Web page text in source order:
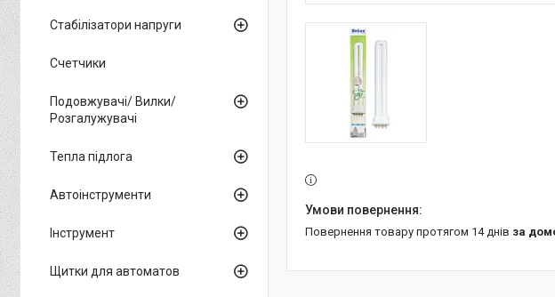
повернення товару протягом 14 днів за
Стабілізатори напруги
Счетчики
Подовжувачі/ Вилки/
Розгалужувачі
Тепла підлога
Автоінструменти
Інструмент
Щитки для автоматов